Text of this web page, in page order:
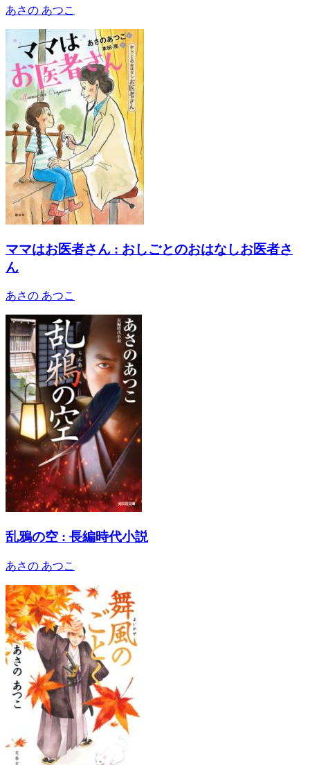
あさの あつこ
ママはお医者さん : おしごとのおはなしお医者さ
ん
あさの あつこ
乱鴉の空 : 長編時代小説
あさの あつこ